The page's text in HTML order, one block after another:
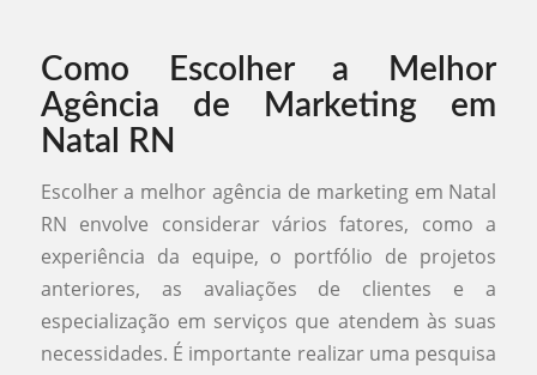
Como Escolher a Melhor
Agência de Marketing em
Natal RN
Escolher a melhor agência de marketing em Natal
RN envolve considerar vários fatores, como a
experiência da equipe, o portfólio de projetos
anteriores, as avaliações de clientes e a
especialização em serviços que atendem às suas
necessidades. É importante realizar uma pesquisa